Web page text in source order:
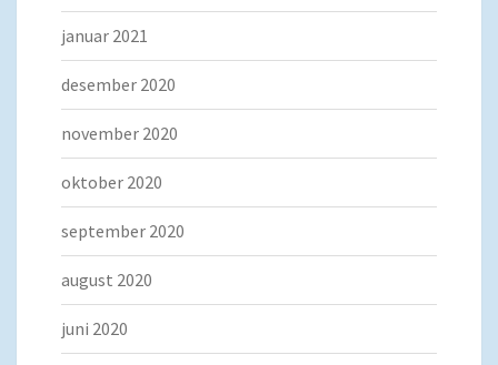
januar 2021
desember 2020
november 2020
oktober 2020
september 2020
august 2020
juni 2020